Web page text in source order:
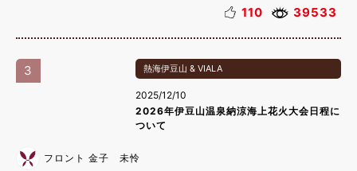
110 39533
3 熱海伊豆山 & VIALA
2025/12/10
2026年伊豆山温泉納涼海上花火大会日程に
ついて
フロント 金子 未怜